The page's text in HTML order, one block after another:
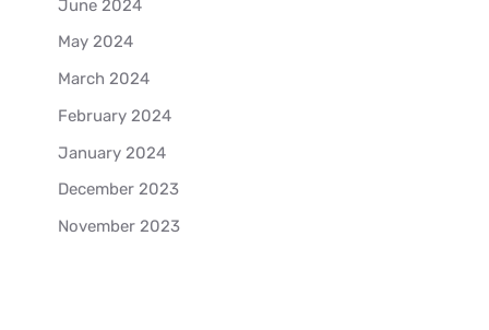
June 2024
May 2024
March 2024
February 2024
January 2024
December 2023
November 2023